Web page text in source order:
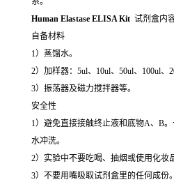
Human Elastase ELISA Kit 试剂盒内
自备材料
1）蒸馏水。
2）加样器：5ul、10ul、50ul、100ul、
3）振荡器及磁力搅拌器等。
安全性
1）避免直接接触终止液和底物A、B
水冲洗。
2）实验中不要吃喝、抽烟或使用化妆
3）不要用嘴吸取试剂盒里的任何成份。